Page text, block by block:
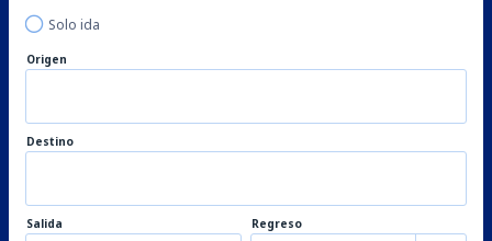
Solo ida
Origen
Destino
Salida Regreso